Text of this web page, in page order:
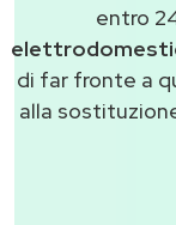
entro
di far fronte a
alla